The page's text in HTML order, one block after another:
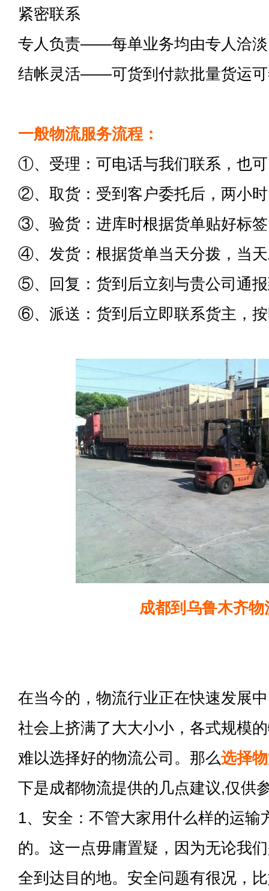
紧密联系
专人负责——每单业务均由专人洽
结帐灵活——可货到付款批量货运
一般物流服务流程：
①、受理：可电话与我们联系，也
②、取货：受到客户委托后，两小
③、验货：进库时根据货单贴好标签
④、发货：根据货单当天分拨，当
⑤、回复：货到后立刻与贵公司通
⑥、派送：货到后立即联系货主，
成都到乌鲁木齐物
在当今的，物流行业正在快速发展
社会上挤满了大大小小，各式规模
难以选择好的物流公司。那么选择
下是成都物流提供的几点建议,仅供
1、安全：不管大家用什么样的运输
的。这一点毋庸置疑，因为无论我
全到达目的地。安全问题有很况，